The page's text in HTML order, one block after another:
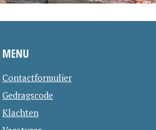
MENU
Contactformulier
Gedragscode
Klachten